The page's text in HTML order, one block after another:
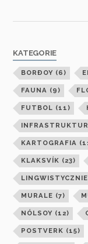
KATEGORIE
BORÐOY (6)
FAUNA (9)
FUTBOL (11)
KARTOGRAFIA
KLAKSVÍK (23)
LINGWISTYCZNIE
MURALE (7)
NÓLSOY (12)
POSTVERK (15)